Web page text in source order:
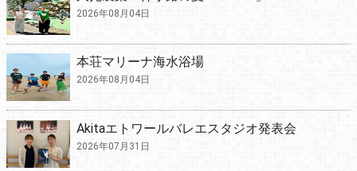
2026年08月04日
本荘マリーナ海水浴場
2026年08月04日
Akitaエトワールバレエスタジオ発表会
2026年07月31日